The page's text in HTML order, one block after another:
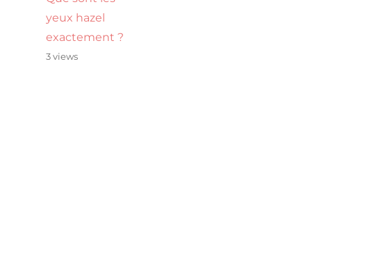
yeux hazel
exactement ?
3 views